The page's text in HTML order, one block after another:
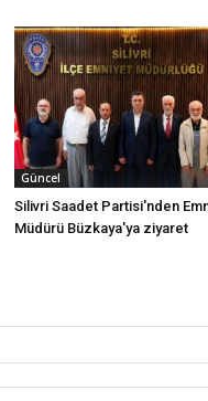
Güncel
Silivri Saadet Partisi'nden
Müdürü Büzkaya'ya ziyaret